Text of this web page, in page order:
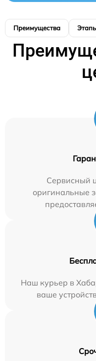
Преимущества
Сервисный
оригинальные
Наш курьер в
ваше